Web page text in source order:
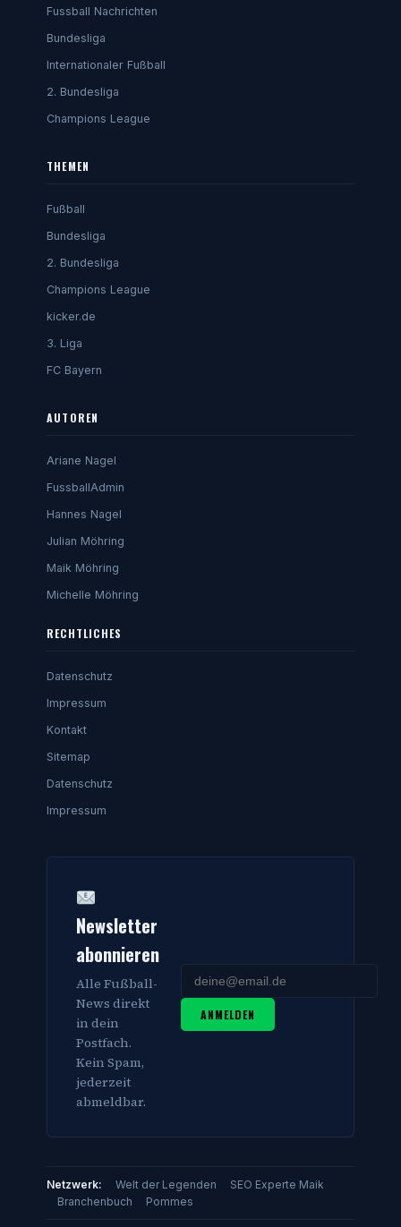
Fussball Nachrichten
Bundesliga
Internationaler Fußball
2. Bundesliga
Champions League
THEMEN
Fußball
Bundesliga
2. Bundesliga
Champions League
kicker.de
3. Liga
FC Bayern
AUTOREN
Ariane Nagel
FussballAdmin
Hannes Nagel
Julian Möhring
Maik Möhring
Michelle Möhring
RECHTLICHES
Datenschutz
Impressum
Kontakt
Sitemap
Datenschutz
Impressum
Newsletter
abonnieren
Alle Fußball-
News direkt
in dein
Postfach.
Kein Spam,
jederzeit
abmeldbar.
ANMELDEN
Netzwerk: Welt der Legenden
SEO Experte Maik
Branchenbuch
Pommes